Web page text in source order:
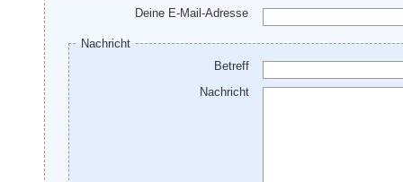
Deine E-Mail-Adresse
Nachricht
Betreff
Nachricht